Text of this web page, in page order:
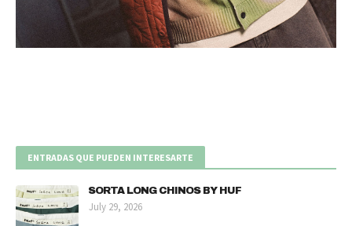
ENTRADAS QUE PUEDEN INTERESARTE
SORTA LONG CHINOS BY HUF
July 29, 2026